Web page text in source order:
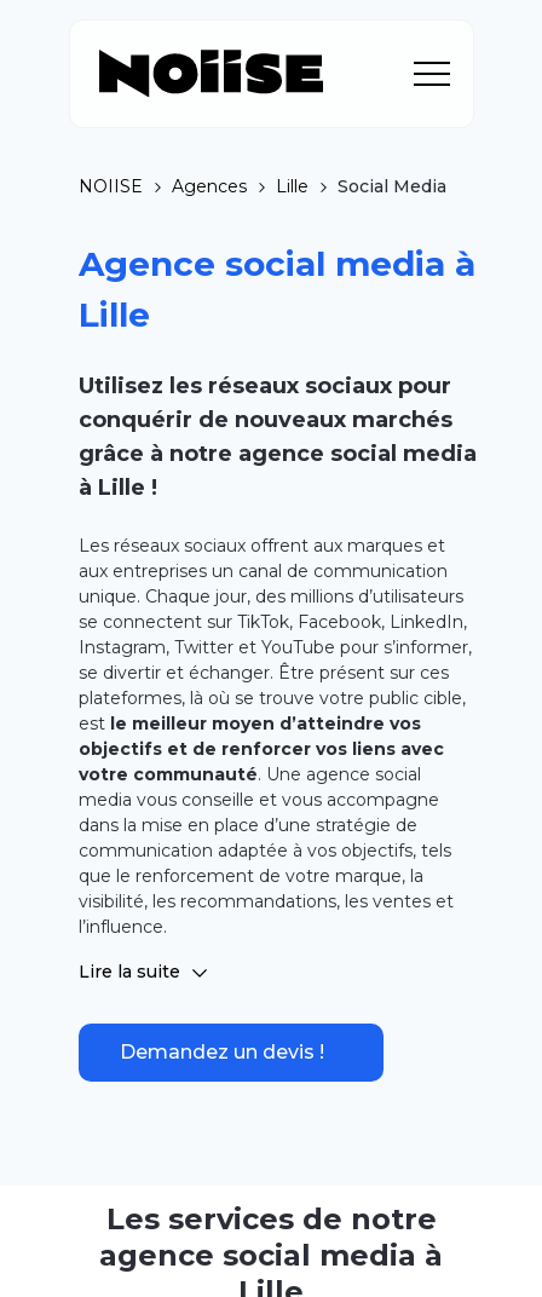
NOIISE Agences Lille Social Media
Agence social media à
Lille
Utilisez lesréseaux sociaux pour
conquérir de nouveaux marchés
grâce à notre agence social media
à Lille !
Les réseaux sociaux offrent aux marques et
aux entreprises un canal de communication
unique. Chaque jour, des millions d’utilisateurs
se connectent sur TikTok, Facebook, LinkedIn,
Instagram, Twitter et YouTube pour s’informer,
se divertir et échanger. Être présent sur ces
plateformes, là où se trouve votre public cible,
est le meilleur moyen d’atteindre vos
objectifs et de renforcer vos liens avec
votre communauté. Une agence social
media vous conseille et vous accompagne
dans la mise en place d’une stratégie de
communication adaptée à vos objectifs, tels
que le renforcement de votre marque, la
visibilité, les recommandations, les ventes et
l’influence.
depuis 2014, dispose d’une équipe dédiée à
social media managers expérimentés en
stratégie et en gestion des réseaux sociaux
sont à votre disposition pourcréer une
aider à vous démarquer avec une
communication qui vous représente.
Lire la suite
Demandez un devis !
Les services de notre
agence social media à